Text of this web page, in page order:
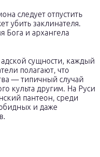
следует отпустить
убить заклинателя.
Бога и архангела
сущности, каждый
полагают, что
— типичный случай
культа другим. На Руси
пантеон, среди
и даже